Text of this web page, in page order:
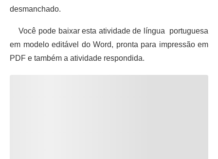
desmanchado.
Você pode baixar esta atividade de língua portuguesa
em modelo editável do Word, pronta para impressão em
PDF e também a atividade respondida.